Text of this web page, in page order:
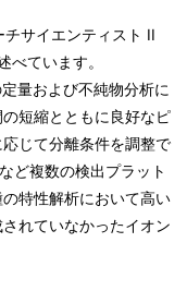
サイエンティスト II
ています。
量および不純物分析に
短縮とともに良好なピ
じて分離条件を調整で
ど複数の検出プラット
特性解析において高い
れていなかったイオン